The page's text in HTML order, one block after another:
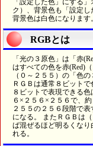
「設定した色」にする
ク）、背景色も「設定
背景色は白色になります。
RGBとは
「光の３原色」は「赤
はすべての色を赤(Red)
（０～２５５）の「色
ＲＧＢは通常８ビット
８ビットで表現できる
６×２５６×２５６で、
２５５の２５６段階で
になる。 またＲＧＢは
ば混ぜるほど明るくな
れる。